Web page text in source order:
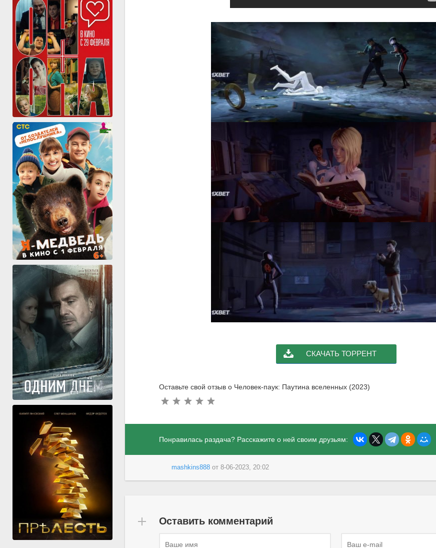
СКАЧАТЬ ТОРРЕНТ
Оставьте свой отзыв о Человек-паук: Паутина вселенных (2023)
Понравилась раздача? Расскажите о ней своим друзьям:
mashkins888от 8-06-2023, 20:02
Оставить комментарий